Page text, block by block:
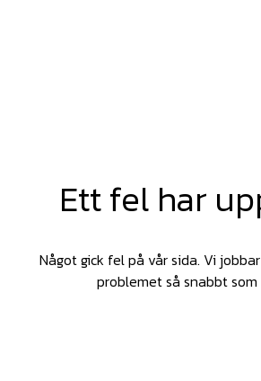
Ett fel har
Något gick fel på vår sida. Vi
problemet så snabbt som